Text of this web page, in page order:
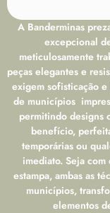
A Banderminas
excepcional
meticulosamente
peças elegantes e
exigem sofisticação
de municípios
permitindo designs
benefício,
temporárias ou
imediato. Seja
estampa, ambas as
municípios,
elementos